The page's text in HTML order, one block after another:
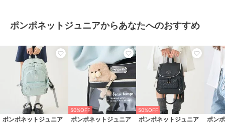
ポンポネットジュニアからあなたへのおすすめ
ポンポネットジュニア
50%OFF
ポンポネットジュニア
50%OFF
ポンポネットジュニア ポン